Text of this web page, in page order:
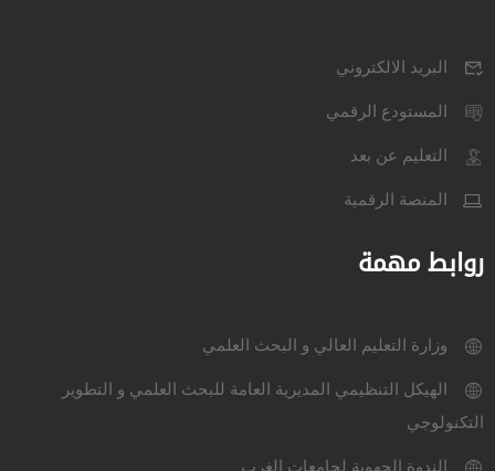
البريد الالكتروني
المستودع الرقمي
التعليم عن بعد
المنصة الرقمية
روابط مهمة
وزارة التعليم العالي و البحث العلمي
الهيكل التنظيمي المديرية العامة للبحث العلمي و التطوير
التكنولوجي
الندوة الجهوية لجامعات الغرب